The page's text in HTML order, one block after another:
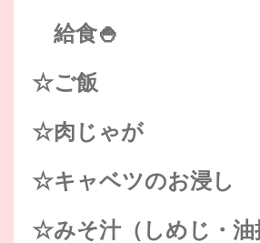
給食🍚
☆ご飯
☆肉じゃが
☆キャベツのお浸し
☆みそ汁（しめじ・油